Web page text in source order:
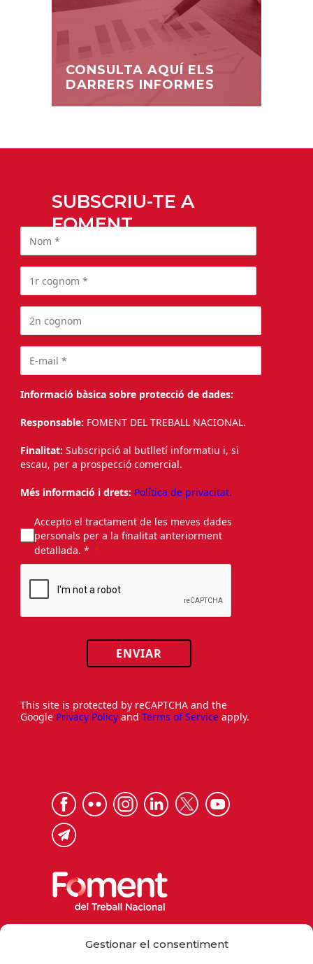
Gestionar el consentiment
CONSULTA AQUÍ ELS
DARRERS INFORMES
SUBSCRIU-TE A
FOMENT
Informació bàsica sobre protecció de dades:
Responsable: FOMENT DEL TREBALL NACIONAL.
Finalitat: Subscripció al butlletí informatiu i, si
escau, per a prospecció comercial.
Més informació i drets: Política de privacitat.
Accepto el tractament de les meves dades
personals per a la finalitat anteriorment
detallada. *
ENVIAR
This site is protected by reCAPTCHA and the
Google Privacy Policy and Terms of Service apply.